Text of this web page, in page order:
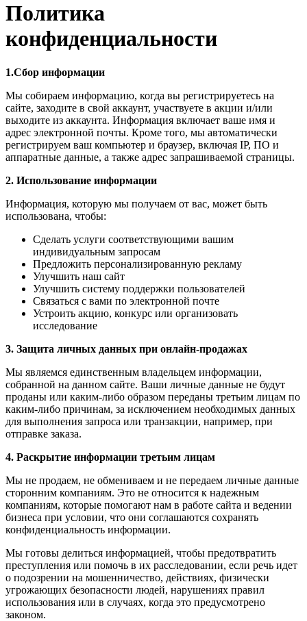
Политика
конфиденциальности
1.Сбор информации
Мы собираем информацию, когда вы регистрируетесь на
сайте, заходите в свой аккаунт, участвуете в акции и/или
выходите из аккаунта. Информация включает ваше имя и
адрес электронной почты. Кроме того, мы автоматически
регистрируем ваш компьютер и браузер, включая IP, ПО и
аппаратные данные, а также адрес запрашиваемой страницы.
2. Использование информации
Информация, которую мы получаем от вас, может быть
использована, чтобы:
Сделать услуги соответствующими вашим
индивидуальным запросам
Предложить персонализированную рекламу
Улучшить наш сайт
Улучшить систему поддержки пользователей
Связаться с вами по электронной почте
Устроить акцию, конкурс или организовать
исследование
3. Защита личных данных при онлайн-продажах
Мы являемся единственным владельцем информации,
собранной на данном сайте. Ваши личные данные не будут
проданы или каким-либо образом переданы третьим лицам по
каким-либо причинам, за исключением необходимых данных
для выполнения запроса или транзакции, например, при
отправке заказа.
4. Раскрытие информации третьим лицам
Мы не продаем, не обмениваем и не передаем личные данные
сторонним компаниям. Это не относится к надежным
компаниям, которые помогают нам в работе сайта и ведении
бизнеса при условии, что они соглашаются сохранять
конфиденциальность информации.
Мы готовы делиться информацией, чтобы предотвратить
преступления или помочь в их расследовании, если речь идет
о подозрении на мошенничество, действиях, физически
угрожающих безопасности людей, нарушениях правил
использования или в случаях, когда это предусмотрено
законом.